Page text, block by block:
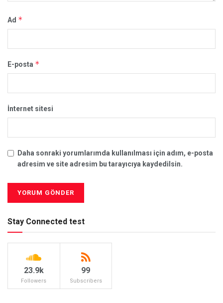
Ad *
E-posta *
İnternet sitesi
Daha sonraki yorumlarımda kullanılması için adım, e-posta
adresim ve site adresim bu tarayıcıya kaydedilsin.
Stay Connected test
23.9k
Followers
99
Subscribers